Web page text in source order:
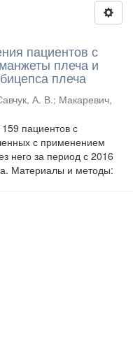
пациентов с
плеча и
плеча
А. В.; Макаревич,
пациентов с
с применением
него за период с 2016
Материалы и методы: